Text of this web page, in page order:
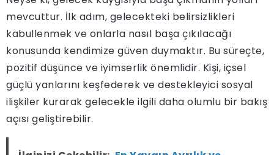
mevcuttur. İlk adım, gelecekteki belirsizlikleri
kabullenmek ve onlarla nasıl başa çıkılacağı
konusunda kendimize güven duymaktır. Bu süreçte,
pozitif düşünce ve iyimserlik önemlidir. Kişi, içsel
güçlü yanlarını keşfederek ve destekleyici sosyal
ilişkiler kurarak gelecekle ilgili daha olumlu bir bakış
açısı geliştirebilir.